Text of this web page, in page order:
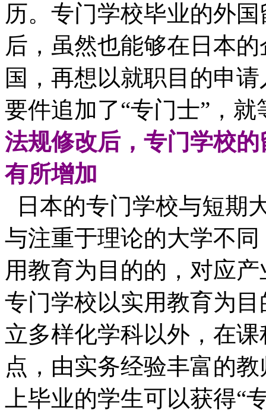
历。专门学校毕业的外
后，虽然也能够在日本
国，再想以就职目的申
要件追加了“专门士”，
法规修改后，专门学校
有所增加
日本的专门学校与短期
与注重于理论的大学不
用教育为目的的，对应
专门学校以实用教育为
立多样化学科以外，在
点，由实务经验丰富的
上毕业的学生可以获得“